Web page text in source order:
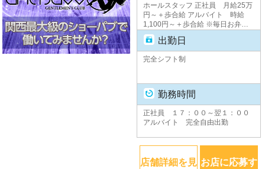
ホールスタッフ 正社員 月給25万
円～＋歩合給 アルバイト 時給
1,100円～＋歩合給 ※毎日お弁当
支給 ※交通費全額支給
出勤日
完全シフト制
勤務時間
正社員 １７：００～翌１：００
アルバイト 完全自由出勤
店舗詳細を見 お店に応募す